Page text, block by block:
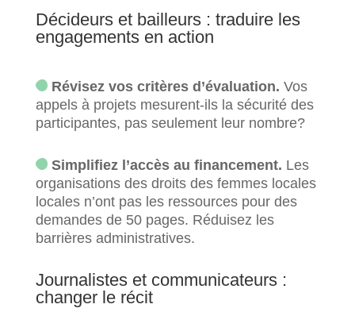
Décideurs et bailleurs : traduire les
engagements en action
Révisez vos critères d’évaluation. Vos
appels à projets mesurent-ils la sécurité des
participantes, pas seulement leur nombre?
Simplifiez l’accès au financement. Les
organisations des droits des femmes locales
locales n’ont pas les ressources pour des
demandes de 50 pages. Réduisez les
barrières administratives.
Journalistes et communicateurs :
changer le récit